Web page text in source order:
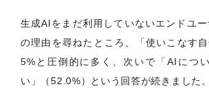
生成AIをまだ利用していないエンドユ
の理由を尋ねたところ、「使いこなす
5%と圧倒的に多く、次いで「AIにつ
い」（52.0%）という回答が続きました。